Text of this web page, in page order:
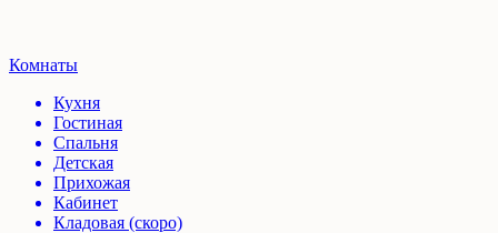
Комнаты
Кухня
Гостиная
Спальня
Детская
Прихожая
Кабинет
Кладовая (скоро)